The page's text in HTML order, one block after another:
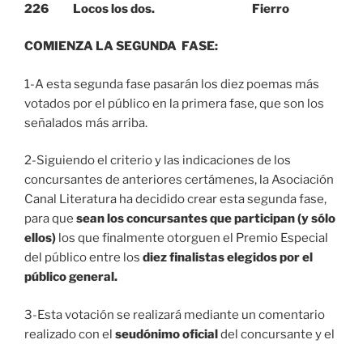
226 Locos los dos. Fierro
COMIENZA LA SEGUNDA FASE:
1-A esta segunda fase pasarán los diez poemas más
votados por el público en la primera fase, que son los
señalados más arriba.
2-Siguiendo el criterio y las indicaciones de los
concursantes de anteriores certámenes, la Asociación
Canal Literatura ha decidido crear esta segunda fase,
para que sean los concursantes que participan (y sólo
ellos) los que finalmente otorguen el Premio Especial
del público entre los diez finalistas elegidos por el
público general.
3-Esta votación se realizará mediante un comentario
realizado con el seudónimo oficialdel concursante y el